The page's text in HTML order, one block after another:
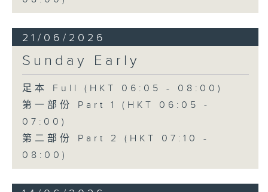
21/06/2026
Sunday Early
足本 Full (HKT 06:05 - 08:00)
第一部份 Part 1 (HKT 06:05 -
07:00)
第二部份 Part 2 (HKT 07:10 -
08:00)